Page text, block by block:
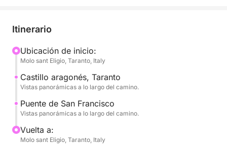
relajado y acogedor, ideal para dejarse arrullar por
nueva, auténtica y sorprendente. Las luces
cambiantes del horizonte urbano, los detalles
arquitectónicos que emergen del agua y las vivas
historias de las tradiciones locales transforman la
experiencia en un momento especial, capaz de
despertar emociones y crear recuerdos imborrables.
Una experiencia perfecta para quienes desean
Itinerario
Ubicación de inicio:
Molo sant Eligio, Taranto, Italy
Castillo aragonés, Taranto
Vistas panorámicas a lo largo del camino.
Puente de San Francisco
Vistas panorámicas a lo largo del camino.
Vuelta a:
Molo sant Eligio, Taranto, Italy